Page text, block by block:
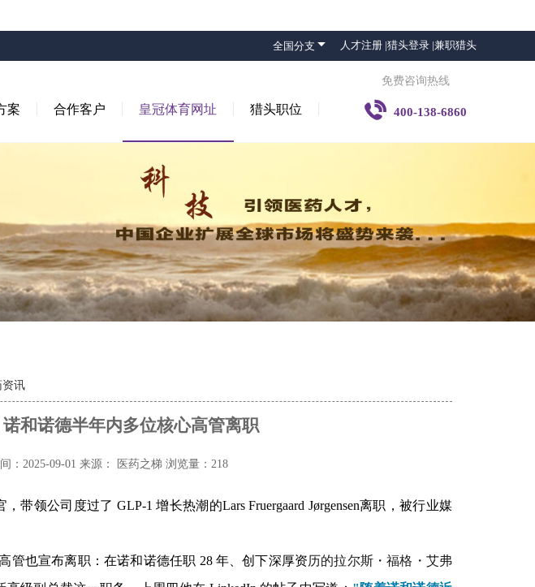
全国分支  人才注册 |猎头登录 |兼职猎头
案 合作客户 皇冠体育网址 猎头职位
免费咨询热线
 400-138-6860
资讯
和诺德半年内多位核心高管离职
：2025-09-01 来源： 医药之梯 浏览量：218
，带领公司度过了 GLP-1 增长热潮的Lars Fruergaard Jørgensen离职，被行业媒
管也宣布离职：在诺和诺德任职 28 年、创下深厚资历的拉尔斯・福格・艾弗